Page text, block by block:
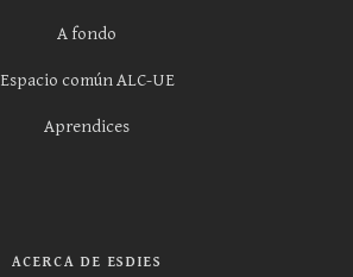
A fondo
Espacio común ALC-UE
Aprendices
ACERCA DE ESDIES